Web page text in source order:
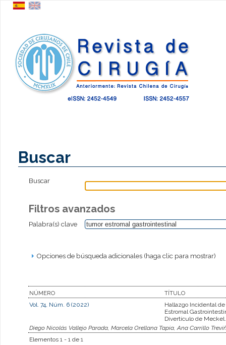
Buscar
Buscar
Filtros avanzados
Palabra(s) clave
Opciones de búsqueda adicionales (haga clic para mostrar)
NÚMERO
TÍTULO
Vol. 74, Núm. 6 (2022)
Hallazgo Incidental
Estromal
Divertículo de
Diego Nicolás Vallejo Parada, Marcela Orellana Tapia, Ana Carrillo
Elementos 1 - 1 de 1